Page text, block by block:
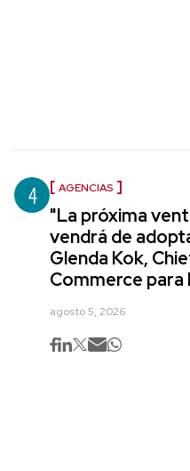
4 AGENCIAS
"La próxima
vendrá de
Glenda Kok,
Commerce para
agosto 5, 2026